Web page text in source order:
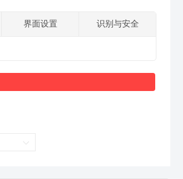
界面设置 识别与安全